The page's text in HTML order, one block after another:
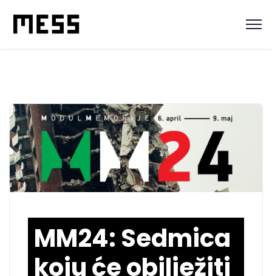
MM24: Sedmica
koju će obilježiti